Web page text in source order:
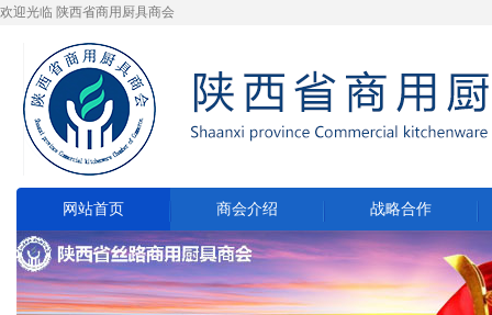
欢迎光临 陕西省商用厨具商会
网站首页 商会介绍 战略合作